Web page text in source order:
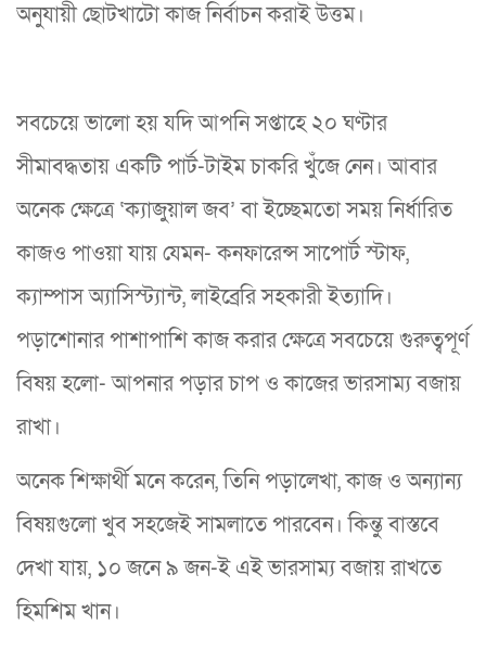
অনুযায়ী ছোটখাটো কাজ নির্বাচন করাই উত্তম।
সবচেয়ে ভালো হয় যদি আপনি সপ্তাহে ২০ ঘণ্টার
সীমাবদ্ধতায় একটি পার্ট-টাইম চাকরি খুঁজে নেন। আবার
অনেক ক্ষেত্রে ‘ক্যাজুয়াল জব’ বা ইচ্ছেমতো সময় নির্ধারিত
কাজও পাওয়া যায় যেমন- কনফারেন্স সাপোর্ট স্টাফ,
ক্যাম্পাস অ্যাসিস্ট্যান্ট, লাইব্রেরি সহকারী ইত্যাদি।
পড়াশোনার পাশাপাশি কাজ করার ক্ষেত্রে সবচেয়ে গুরুত্বপূর্ণ
বিষয় হলো- আপনার পড়ার চাপ ও কাজের ভারসাম্য বজায়
রাখা।
অনেক শিক্ষার্থী মনে করেন, তিনি পড়ালেখা, কাজ ও অন্যান্য
বিষয়গুলো খুব সহজেই সামলাতে পারবেন। কিন্তু বাস্তবে
দেখা যায়, ১০ জনে ৯ জন-ই এই ভারসাম্য বজায় রাখতে
হিমশিম খান।